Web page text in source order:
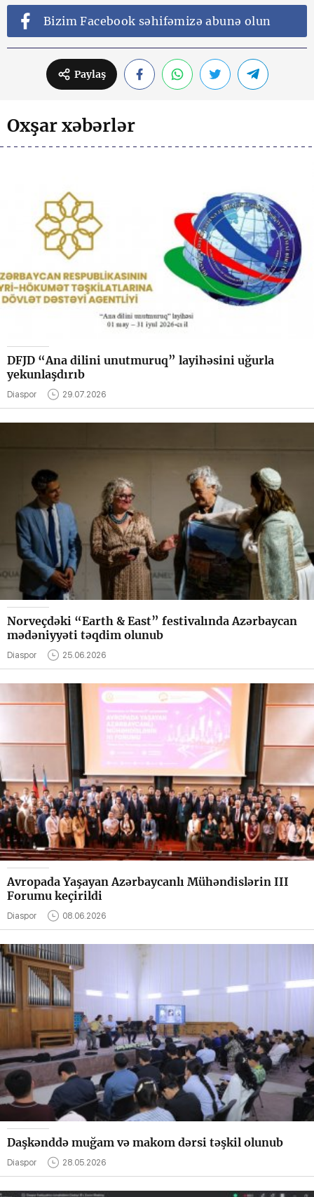
Bizim Facebook səhifəmizə abunə olun
Paylaş
Oxşar xəbərlər
DFJD “Ana dilini unutmuruq” layihəsini uğurla
yekunlaşdırıb
Diaspor 29.07.2026
Norveçdəki “Earth & East” festivalında Azərbaycan
mədəniyyəti təqdim olunub
Diaspor 25.06.2026
Avropada Yaşayan Azərbaycanlı Mühəndislərin III
Forumu keçirildi
Diaspor 08.06.2026
Daşkənddə muğam və makom dərsi təşkil olunub
Diaspor 28.05.2026